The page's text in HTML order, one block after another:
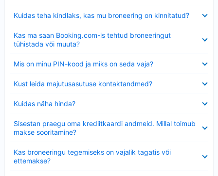
Kuidas teha kindlaks, kas mu broneering on kinnitatud?
Kas ma saan Booking.com-is tehtud broneeringut
tühistada või muuta?
Mis on minu PIN-kood ja miks on seda vaja?
Kust leida majutusasutuse kontaktandmed?
Kuidas näha hinda?
Sisestan praegu oma krediitkaardi andmeid. Millal toimub
makse sooritamine?
Kas broneeringu tegemiseks on vajalik tagatis või
ettemakse?